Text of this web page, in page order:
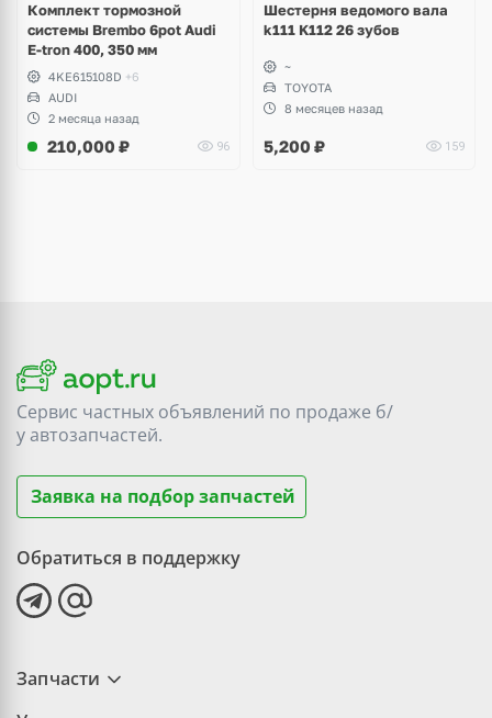
Комплект тормозной
системы Brembo 6pot Audi
E-tron 400, 350 мм
4KE615108D +6
AUDI
2 месяца назад
210,000 ₽ 96
Шестерня ведомого вала
k111 K112 26 зубов
~
TOYOTA
8 месяцев назад
5,200 ₽ 159
Сервис частных объявлений по продаже б/
уавтозапчастей.
Заявка на подбор запчастей
Обратиться в поддержку
Запчасти